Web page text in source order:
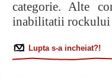
categorie. Alte
inabilitatii rockului
Lupta s-a incheiat?!